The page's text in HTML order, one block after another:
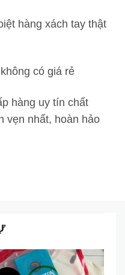
hàng xách tay thật
có giá rẻ
hàng uy tín chất
vẹn nhất, hoàn hảo